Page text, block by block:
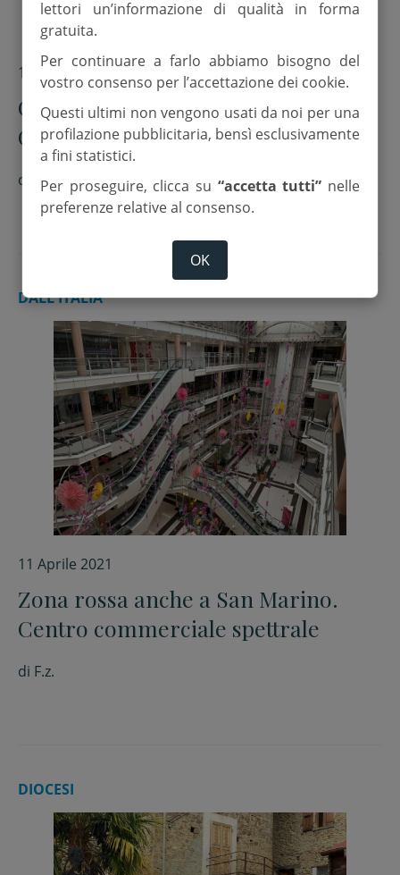
11 Aprile 2021
Coronavirus, i dati odierni a Forlì-
Cesena. Ancora in diminuzione i
positivi
di F.z.
DALL'ITALIA
11 Aprile 2021
Zona rossa anche a San Marino.
Centro commerciale spettrale
di F.z.
DIOCESI
lettori un’informazione di qualità in forma
gratuita.
Per continuare a farlo abbiamo bisogno del
vostro consenso per l’accettazione dei cookie.
Questi ultimi non vengono usati da noi per una
profilazione pubblicitaria, bensì esclusivamente
a fini statistici.
Per proseguire, clicca su “accetta tutti” nelle
preferenze relative al consenso.
OK